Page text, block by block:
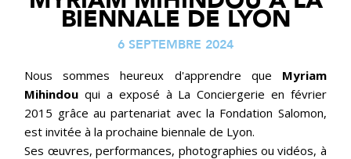
BIENNALE DE LYON
6 SEPTEMBRE 2024
Nous sommes heureux d'apprendre que Myriam
Mihindou qui a exposé à La Conciergerie en février
2015 grâce au partenariat avec la Fondation Salomon,
est invitée à la prochaine biennale de Lyon.
Ses œuvres, performances, photographies ou vidéos, à